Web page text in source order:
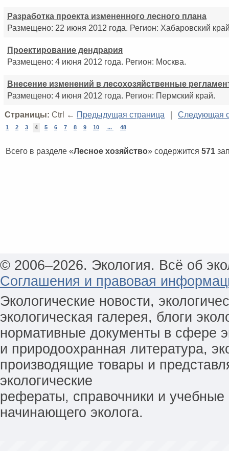
Разработка проекта измененного лесного плана
Размещено: 22 июня 2012 года. Регион: Хабаровский
Проектирование дендрария
Размещено: 4 июня 2012 года. Регион: Москва.
Внесение изменений в лесохозяйственные
Размещено: 4 июня 2012 года. Регион: Пермский край.
Страницы: Ctrl ← Предыдущая страница | Следующая
1 2 3 4 5 6 7 8 9 10 ... 48
Всего в разделе «Лесное хозяйство» содержится 571
© 2006–2026. Экология. Всё об
Соглашения и правовая
Экологические новости,
экологическая галерея, блоги
нормативные документы в сфере
и природоохранная литература,
производящие товары и
экологические
рефераты, справочники и
начинающего эколога.